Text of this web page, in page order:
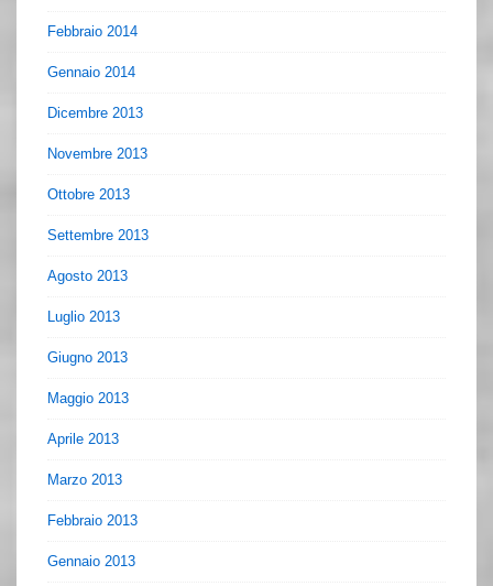
Febbraio 2014
Gennaio 2014
Dicembre 2013
Novembre 2013
Ottobre 2013
Settembre 2013
Agosto 2013
Luglio 2013
Giugno 2013
Maggio 2013
Aprile 2013
Marzo 2013
Febbraio 2013
Gennaio 2013